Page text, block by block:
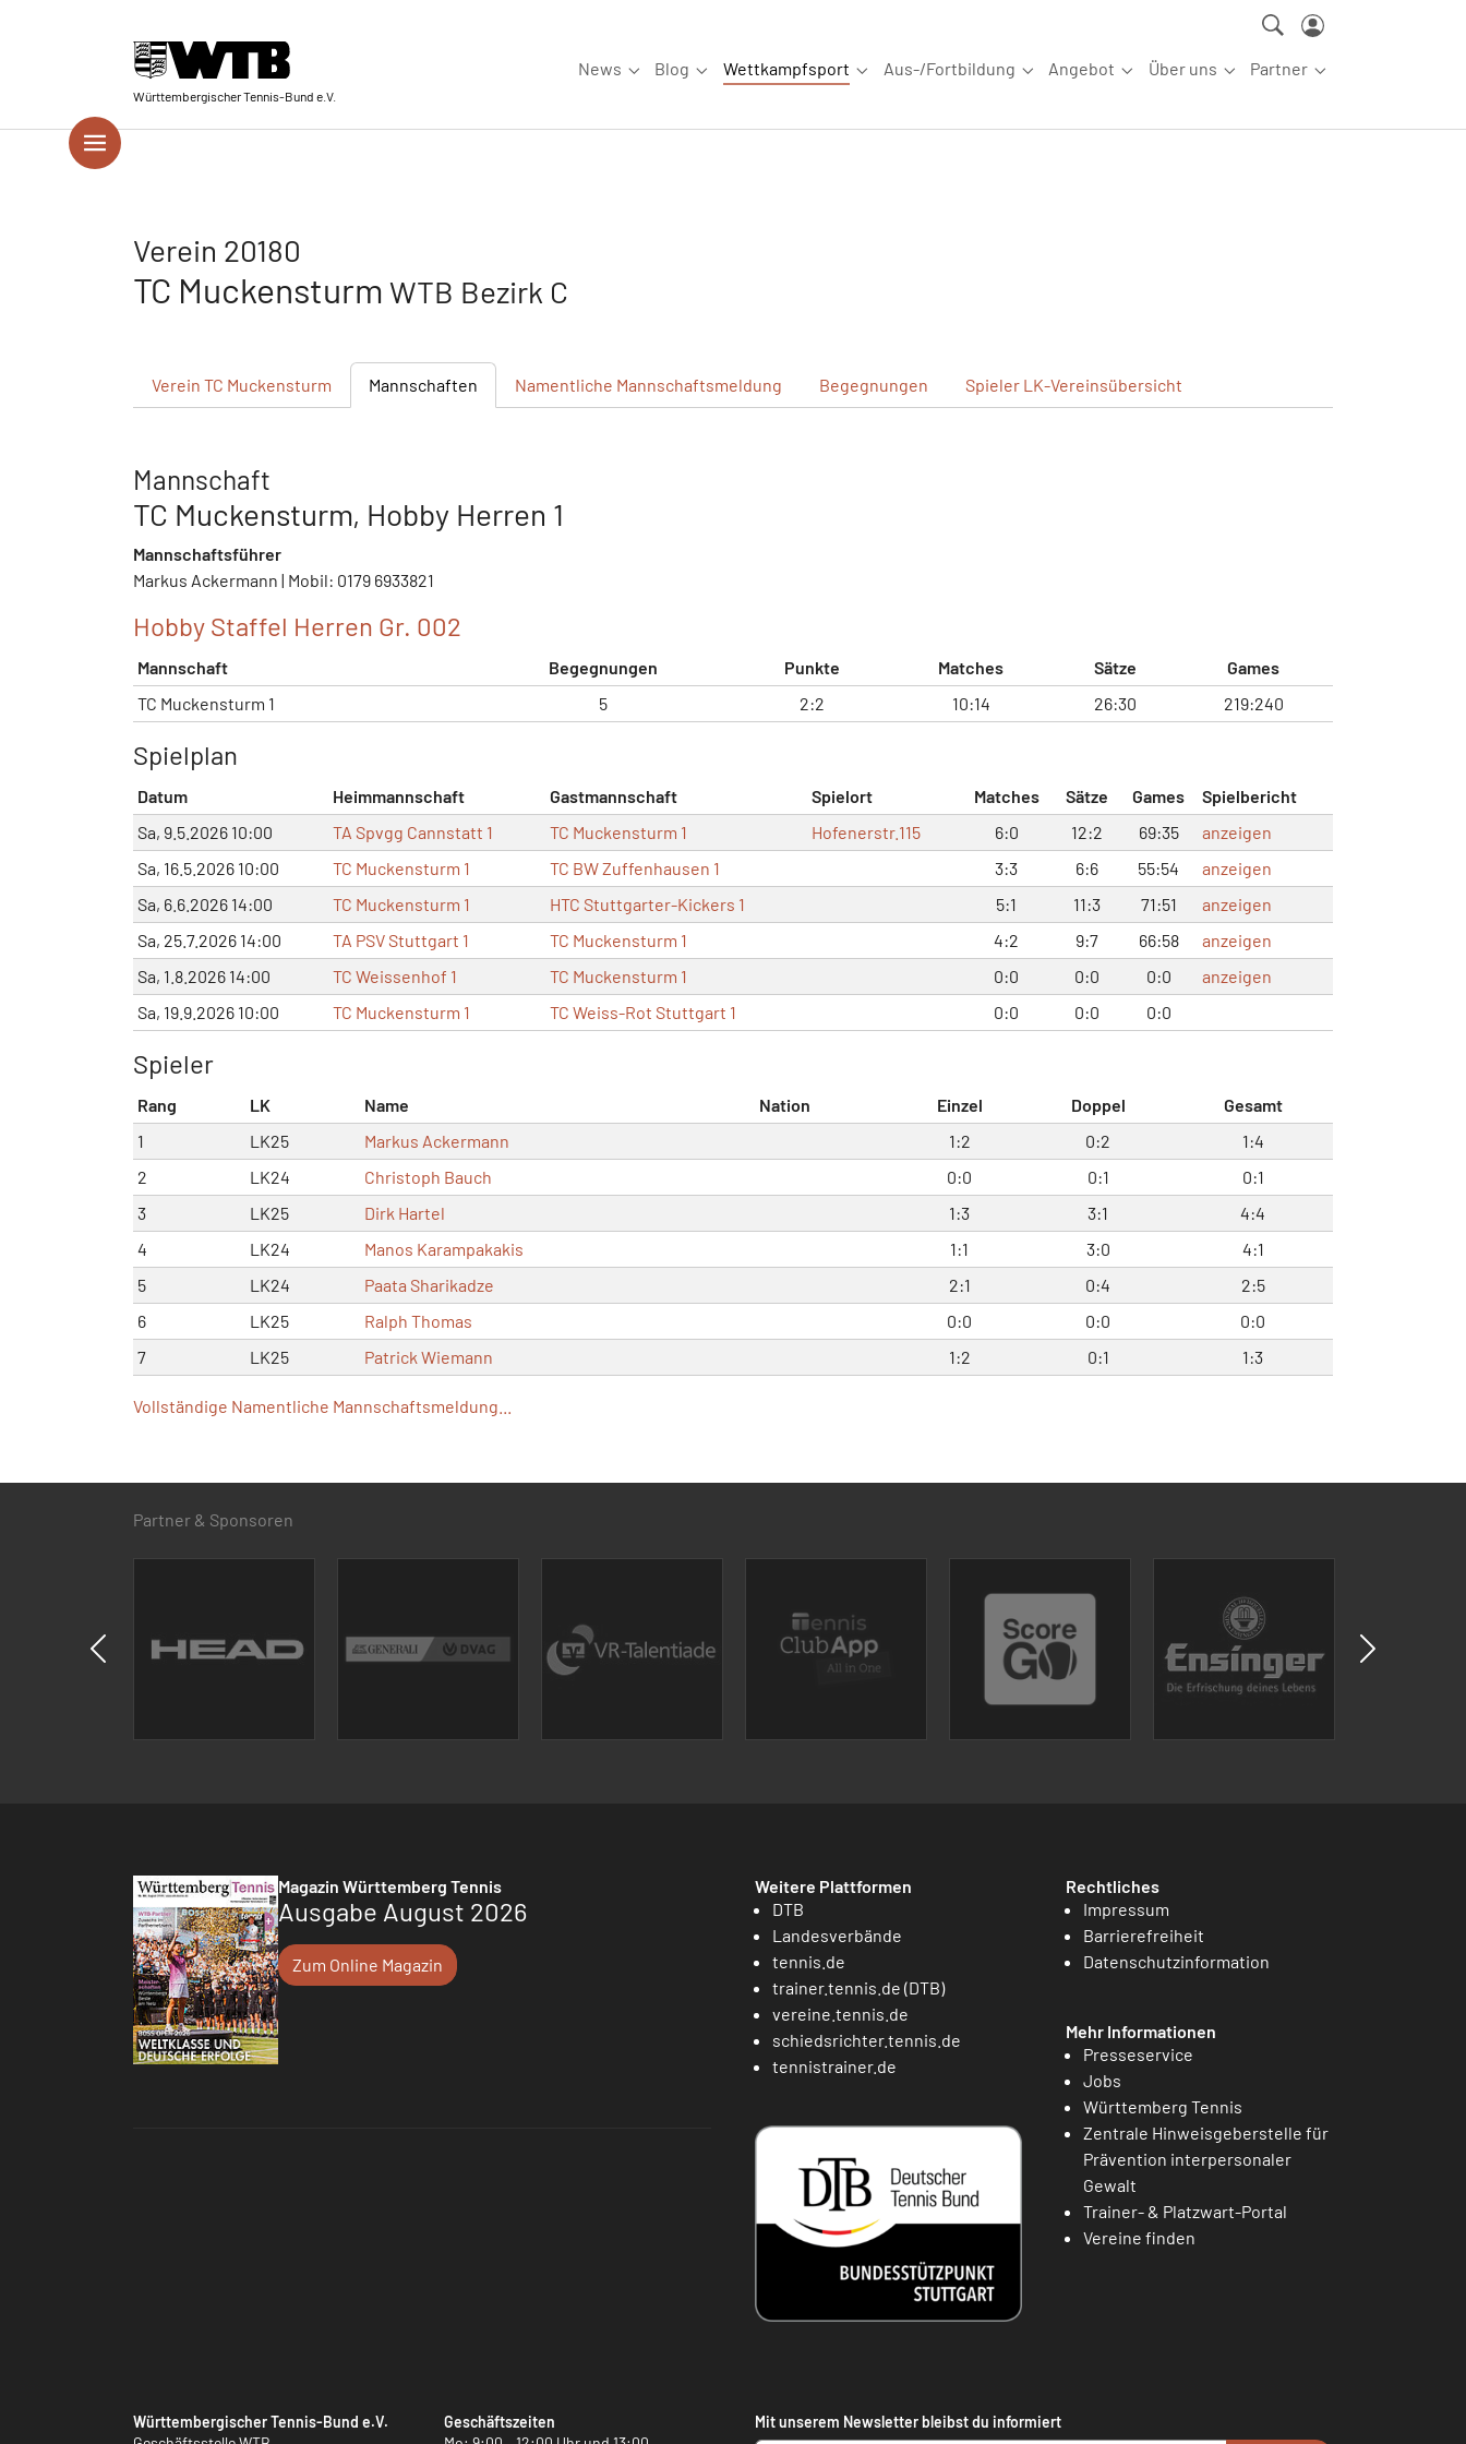
Württembergischer Tennis-Bund e.V.
News
Submenu for "News"
Blog
Submenu for "Blog"
Wettkampfsport
Submenu for "Wettkampfsport"
Aus-/Fortbildung
Submenu for "Aus-/Fortbildung"
Angebot
Submenu for "Angebot"
Über uns
Submenu for "Über uns"
Partner
Submenu for
Verein 20180
TC Muckensturm WTB Bezirk C
Verein TC Muckensturm Mannschaften Namentliche Mannschaftsmeldung Begegnungen Spieler LK-Vereinsübersicht
Mannschaft
TC Muckensturm, Hobby Herren 1
Mannschaftsführer
Markus Ackermann | Mobil: 0179 6933821
Hobby Staffel Herren Gr. 002
Mannschaft Begegnungen Punkte Matches Sätze
Games
TC Muckensturm 1
5 2:2 10:14 26:30 219:240
Spielplan
Datum Heimmannschaft Gastmannschaft Spielort Matches Sätze Games
Spielbericht
Sa, 9.5.2026 10:00
TA Spvgg Cannstatt 1 TC Muckensturm 1 Hofenerstr.115 6:0 12:2 69:35
anzeigen
Sa, 16.5.2026 10:00
TC Muckensturm 1 TC BW Zuffenhausen 1 3:3 6:6 55:54
anzeigen
Sa, 6.6.2026 14:00
TC Muckensturm 1 HTC Stuttgarter-Kickers 1 5:1 11:3 71:51
anzeigen
Sa, 25.7.2026 14:00
TA PSV Stuttgart 1 TC Muckensturm 1 4:2 9:7 66:58
anzeigen
Sa, 1.8.2026 14:00
TC Weissenhof 1 TC Muckensturm 1 0:0 0:0 0:0
anzeigen
Sa, 19.9.2026 10:00
TC Muckensturm 1 TC Weiss-Rot Stuttgart 1 0:0 0:0 0:0
Spieler
Rang LK Name Nation Einzel Doppel
Gesamt
1
LK25 Markus Ackermann 1:2 0:2
1:4
2
LK24 Christoph Bauch 0:0 0:1
0:1
3
LK25 Dirk Hartel 1:3 3:1
4:4
4
LK24 Manos Karampakakis 1:1 3:0
4:1
5
LK24 Paata Sharikadze 2:1 0:4
2:5
6
LK25 Ralph Thomas 0:0 0:0
0:0
7
LK25 Patrick Wiemann 1:2 0:1 1:3
Vollständige Namentliche Mannschaftsmeldung...
Partner & Sponsoren
Magazin Württemberg Tennis
Ausgabe August 2026
Zum Online Magazin
Weitere Plattformen
DTB
Landesverbände
tennis.de
trainer.tennis.de (DTB)
vereine.tennis.de
schiedsrichter.tennis.de
tennistrainer.de
Rechtliches
Impressum
Barrierefreiheit
Datenschutzinformation
Mehr Informationen
Presseservice
Jobs
Württemberg Tennis
Zentrale Hinweisgeberstelle für
Prävention interpersonaler
Gewalt
Trainer- & Platzwart-Portal
Vereine finden
Württembergischer Tennis-Bund e.V.
Geschäftszeiten
Mit unserem Newsletter bleibst du informiert